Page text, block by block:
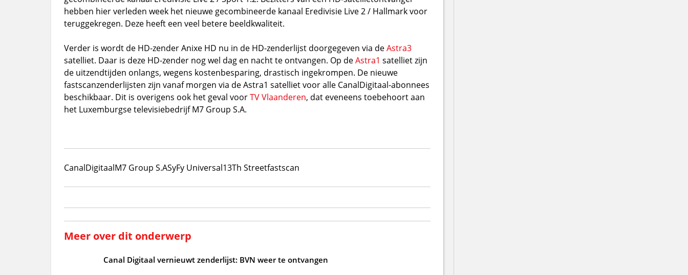
hebben hier verleden week het nieuwe gecombineerde kanaal Eredivisie Live 2 / Hallmark voor
teruggekregen. Deze heeft een veel betere beeldkwaliteit.
Verder is wordt de HD-zender Anixe HD nu in de HD-zenderlijst doorgegeven via deAstra3
satelliet. Daar is deze HD-zender nog wel dag en nacht te ontvangen. Op deAstra1 satelliet zijn
de uitzendtijden onlangs, wegens kostenbesparing, drastisch ingekrompen. De nieuwe
fastscanzenderlijsten zijn vanaf morgen via de Astra1 satelliet voor alle CanalDigitaal-abonnees
beschikbaar. Dit is overigens ook het geval voorTV Vlaanderen, dat eveneens toebehoort aan
het Luxemburgse televisiebedrijf M7 Group S.A.
CanalDigitaalM7 Group S.ASyFy Universal13Th Streetfastscan
Meer over dit onderwerp
Canal Digitaal vernieuwt zenderlijst: BVN weer te ontvangen